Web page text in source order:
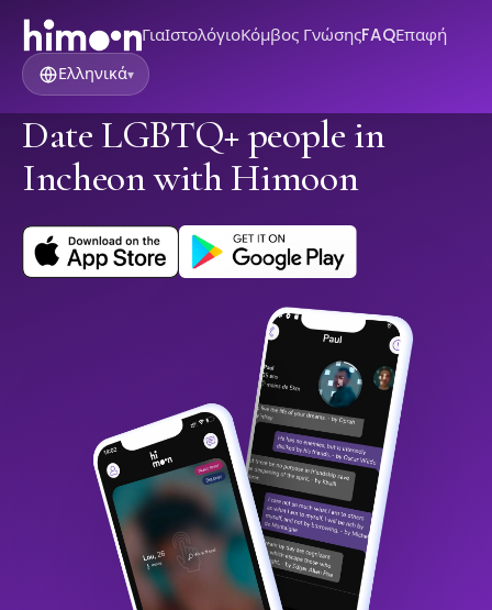
ΓιαΙστολόγιοΚόμβος ΓνώσηςFAQΕπαφή
Ελληνικά▾
Date LGBTQ+ people in
Incheon with Himoon